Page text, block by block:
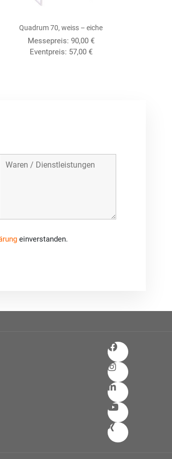
Quadrum 70, weiss – eiche
Messepreis: 90,00 €
Eventpreis: 57,00 €
einverstanden.